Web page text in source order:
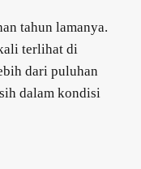
tahun lamanya.
terlihat di
dari puluhan
dalam kondisi